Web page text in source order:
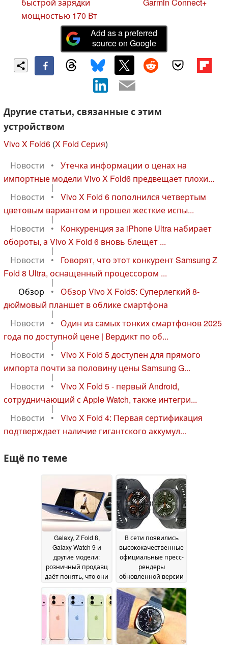
мощностью 170 Вт
Add as a preferred
source on Google
Другие статьи, связанные с этим
устройством
Vivo X Fold6 (X Fold Серия)
Новости
•
Утечка информации о ценах на
импортные модели Vivo X Fold6 предвещает плохи...
|
Новости
•
Vivo X Fold 6 пополнился четвертым
цветовым вариантом и прошел жесткие испы...
|
Новости
•
Конкуренция за iPhone Ultra набирает
обороты, а Vivo X Fold 6 вновь блещет ...
|
Новости
•
Говорят, что этот конкурент Samsung Z
Fold 8 Ultra, оснащенный процессором ...
|
Обзор
•
Обзор Vivo X Fold5: Суперлегкий 8-
дюймовый планшет в облике смартфона
|
Новости
•
Один из самых тонких смартфонов 2025
года по доступной цене | Вердикт по об...
|
Новости
•
Vivo X Fold 5 доступен для прямого
импорта почти за половину цены Samsung G...
|
Новости
•
Vivo X Fold 5 - первый Android,
сотрудничающий с Apple Watch, также интегри...
|
Новости
•
Vivo X Fold 4: Первая сертификация
подтверждает наличие гигантского аккумул...
Ещё по теме
Galaxy, Z Fold 8,
Galaxy Watch 9 и
другие модели:
розничный продавц
даёт понять, что они
продаже26 June 2026
В сети появились
высококачественные
официальные пресс-
рендеры
обновленной версии
часов Samsung
Galaxy Watch Ultra 224
June 2026